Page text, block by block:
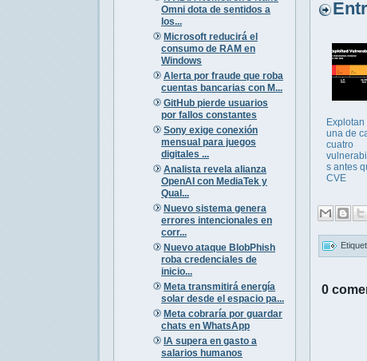
Omni dota de sentidos a
los...
Microsoft reducirá el
consumo de RAM en
Windows
Alerta por fraude que roba
cuentas bancarias con M...
GitHub pierde usuarios
por fallos constantes
Sony exige conexión
mensual para juegos
digitales ...
Analista revela alianza
OpenAI con MediaTek y
Qual...
Nuevo sistema genera
errores intencionales en
corr...
Nuevo ataque BlobPhish
roba credenciales de
inicio...
Meta transmitirá energía
solar desde el espacio pa...
Meta cobraría por guardar
chats en WhatsApp
IA supera en gasto a
salarios humanos
Explotan
una de
cuatro
s antes
CVE
0